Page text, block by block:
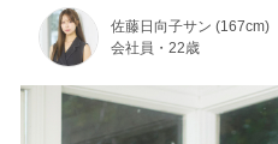
佐藤日向子サン (167cm)
会社員・22歳